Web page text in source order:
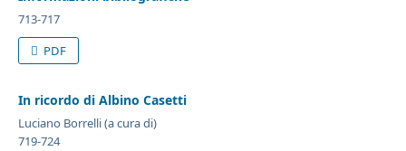
713-717
PDF
In ricordo di Albino Casetti
Luciano Borrelli (a cura di)
719-724